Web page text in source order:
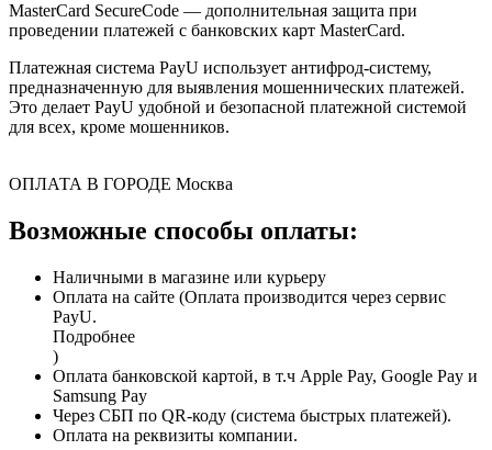
MasterCard SecureCode — дополнительная защита при
проведении платежей с банковских карт MasterCard.
Платежная система PayU использует антифрод-систему,
предназначенную для выявления мошеннических платежей.
Это делает PayU удобной и безопасной платежной системой
для всех, кроме мошенников.
ОПЛАТА В ГОРОДЕ Москва
Возможные способы оплаты:
Наличными в магазине или курьеру
Оплата на сайте (Оплата производится через сервис
PayU.
Подробнее
)
Оплата банковской картой, в т.ч Apple Pay, Google Pay и
Samsung Pay
Через СБП по QR-коду (система быстрых платежей).
Оплата на реквизиты компании.